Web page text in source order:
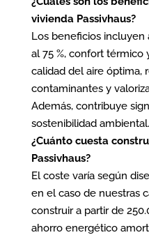
vivienda Passivhaus?
Los beneficios
al 75 %, confort térmico
calidad del aire óptima,
contaminantes y
Además, contribuye
sostenibilidad ambiental.
¿Cuánto cuesta
Passivhaus?
El coste varía según
en el caso de nuestras
construir a partir de
ahorro energético